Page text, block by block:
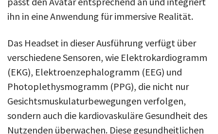
ihn in eine Anwendung für immersive Realität.
Das Headset in dieser Ausführung verfügt über
verschiedene Sensoren, wie Elektrokardiogramm
(EKG), Elektroenzephalogramm (EEG) und
Photoplethysmogramm (PPG), die nicht nur
Gesichtsmuskulaturbewegungen verfolgen,
sondern auch die kardiovaskuläre Gesundheit des
Nutzenden überwachen. Diese gesundheitlichen